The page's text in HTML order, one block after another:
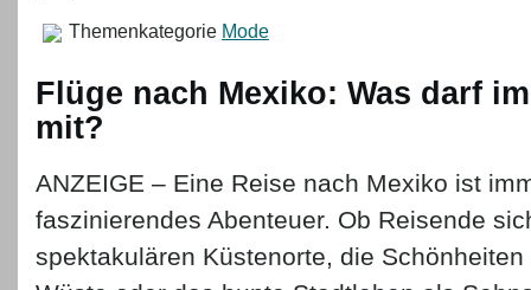
Themenkategorie Mode
Flüge nach Mexiko: Was darf
mit?
ANZEIGE – Eine Reise nach Mexiko ist
faszinierendes Abenteuer. Ob Reisende
spektakulären Küstenorte, die